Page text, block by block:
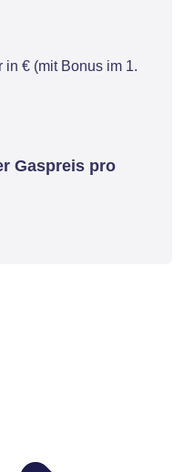
in € (mit Bonus im 1.
Gaspreis pro